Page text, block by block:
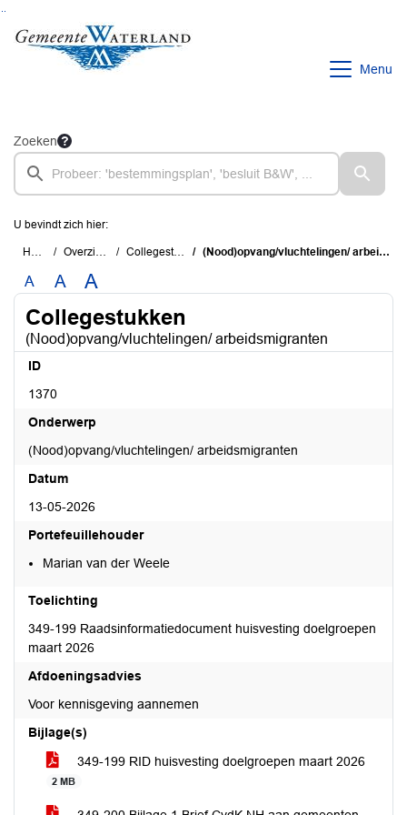
Ga naar de inhoud van deze pagina
Ga naar het zoeken
Ga naar het menu
Menu
Zoeken
U bevindt zich hier:
Home Overzichten Collegestukken (Nood)opvang/vluchtelingen/ arbeidsmigranten
A A A
Collegestukken
(Nood)opvang/vluchtelingen/ arbeidsmigranten
ID
1370
Onderwerp
(Nood)opvang/vluchtelingen/ arbeidsmigranten
Datum
13-05-2026
Portefeuillehouder
Marian van der Weele
Toelichting
349-199 Raadsinformatiedocument huisvesting doelgroepen
maart 2026
Afdoeningsadvies
Voor kennisgeving aannemen
Bijlage(s)
349-199 RID huisvesting doelgroepen maart 2026
2 MB